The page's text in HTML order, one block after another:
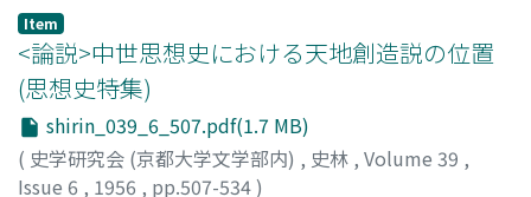
たものであり、書誌学的研究に属するが、それから導き出
される結論は、教行信証の構成や著述年次についての論議
に関係するので、思想史特集のうちに含めて発表すること
にした。論文の重点を要約して云えば、坂東本のうちに
は、当初に書写されたままの個所と、後に書直された部分
があり、いままでの研究ではこれを区別せずに同じに取扱
ってきたが、原本についてその区別を明らかにし、それに
Item
<論説>中世思想史における天地創造説の位置
(思想史特集)
shirin_039_6_507.pdf(1.7 MB)
( 史学研究会 (京都大学文学部内) , 史林 , Volume 39 ,
Issue 6 , 1956 , pp.507-534)